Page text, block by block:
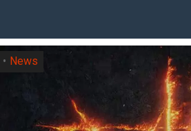
News